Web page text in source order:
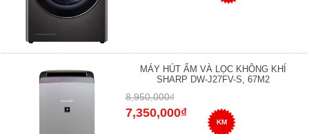
MÁY HÚT ẨM VÀ LỌC KHÔNG KHÍ
SHARP DW-J27FV-S, 67M2
8,950,000₫
7,350,000₫
KM